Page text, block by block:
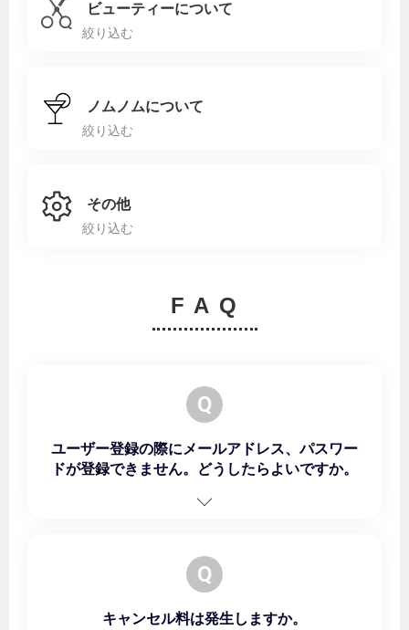
ビューティーについて
絞り込む
ノムノムについて
絞り込む
その他
絞り込む
F A Q
Q
ユーザー登録の際にメールアドレス、パスワー
ドが登録できません。どうしたらよいですか。
Q
キャンセル料は発生しますか。